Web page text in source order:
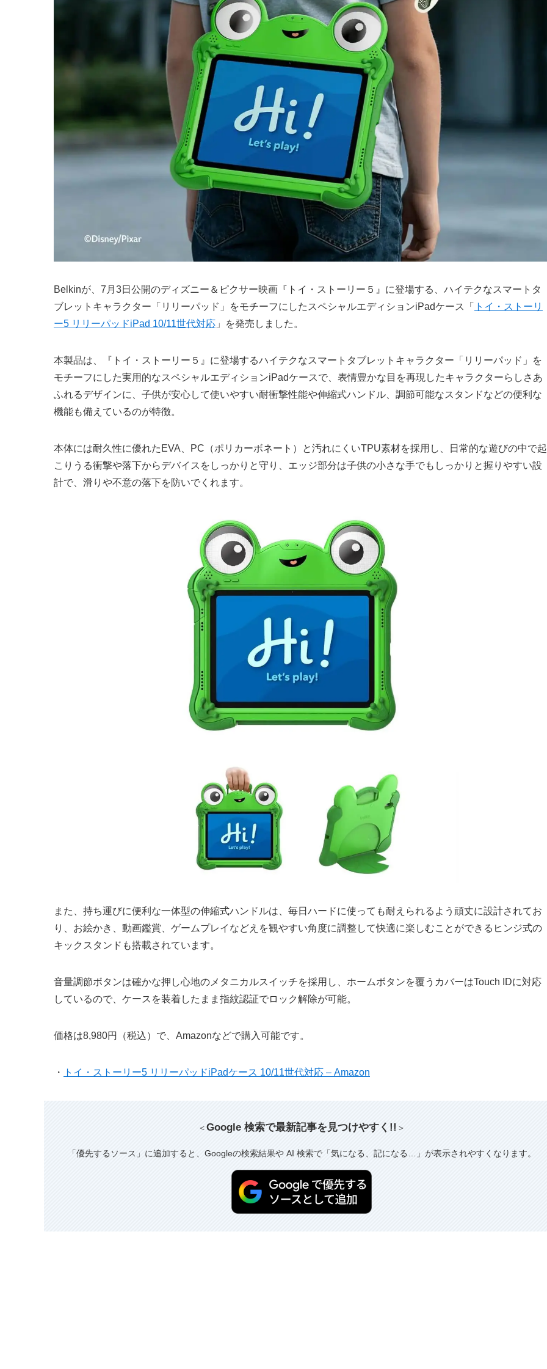
Belkinが、7月3日公開のディズニー＆ピクサー映画『トイ・ストーリー５』に登場する、ハイテクなスマートタ
ブレットキャラクター「リリーパッド」をモチーフにしたスペシャルエディションiPadケース「
トイ・ストーリ
ー5 リリーパッドiPad 10/11世代対応 」を発売しました。
本製品は、『トイ・ストーリー５』に登場するハイテクなスマートタブレットキャラクター「リリーパッド」を
モチーフにした実用的なスペシャルエディションiPadケースで、表情豊かな目を再現したキャラクターらしさあ
ふれるデザインに、子供が安心して使いやすい耐衝撃性能や伸縮式ハンドル、調節可能なスタンドなどの便利な
機能も備えているのが特徴。
本体には耐久性に優れたEVA、PC（ポリカーボネート）と汚れにくいTPU素材を採用し、日常的な遊びの中で起
こりうる衝撃や落下からデバイスをしっかりと守り、エッジ部分は子供の小さな手でもしっかりと握りやすい設
計で、滑りや不意の落下を防いでくれます。
また、持ち運びに便利な一体型の伸縮式ハンドルは、毎日ハードに使っても耐えられるよう頑丈に設計されてお
り、お絵かき、動画鑑賞、ゲームプレイなどえを観やすい角度に調整して快適に楽しむことができるヒンジ式の
キックスタンドも搭載されています。
音量調節ボタンは確かな押し心地のメタニカルスイッチを採用し、ホームボタンを覆うカバーはTouch IDに対応
しているので、ケースを装着したまま指紋認証でロック解除が可能。
価格は8,980円（税込）で、Amazonなどで購入可能です。
・ トイ・ストーリー5 リリーパッドiPadケース 10/11世代対応 – Amazon
＜Google 検索で最新記事を見つけやすく!! ＞
「優先するソース」に追加すると、Googleの検索結果や AI 検索で「気になる、記になる…」が表示されやすくなります。